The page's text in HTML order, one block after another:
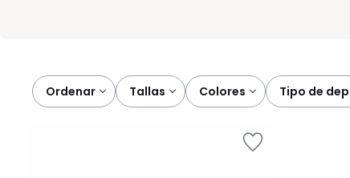
Ordenar tallas colores tipo de